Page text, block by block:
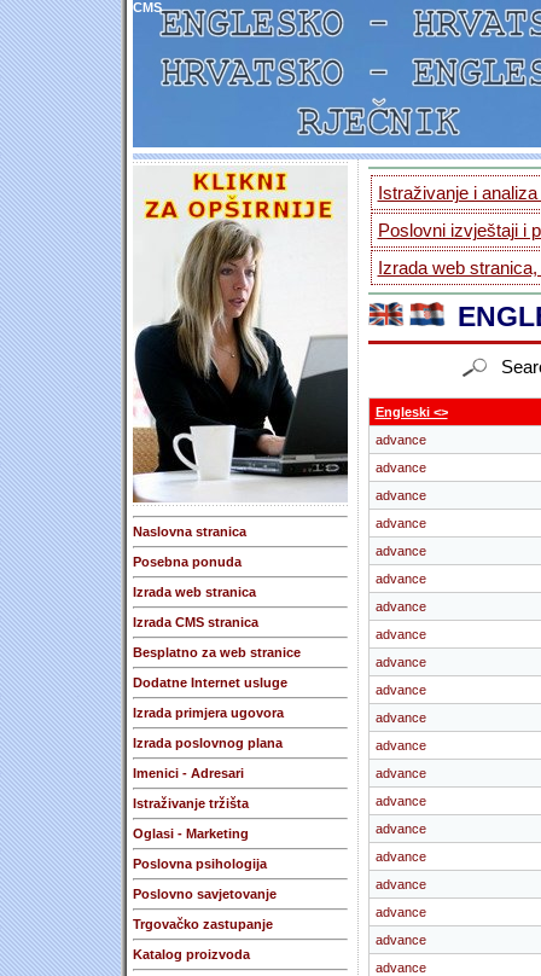
CMS
Naslovna stranica
Posebna ponuda
Izrada web stranica
Izrada CMS stranica
Besplatno za web stranice
Dodatne Internet usluge
Izrada primjera ugovora
Izrada poslovnog plana
Imenici - Adresari
Istraživanje tržišta
Oglasi - Marketing
Poslovna psihologija
Poslovno savjetovanje
Trgovačko zastupanje
Katalog proizvoda
Istraživanje i
Poslovni izvještaji i
Izrada web
Engleski <>
advance
advance
advance
advance
advance
advance
advance
advance
advance
advance
advance
advance
advance
advance
advance
advance
advance
advance
advance
advance